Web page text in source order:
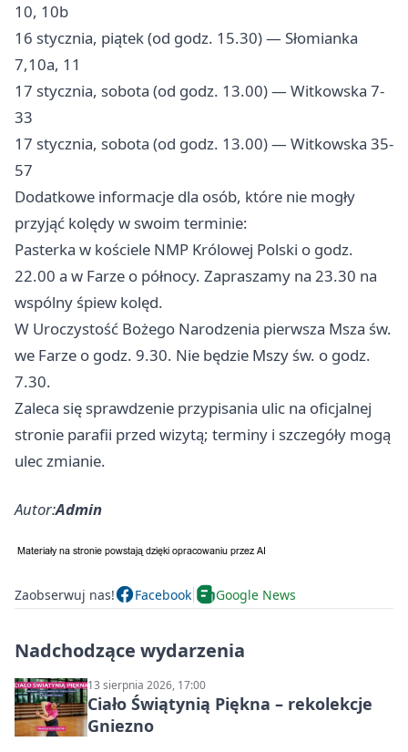
10, 10b
16 stycznia, piątek (od godz. 15.30) — Słomianka
7,10a, 11
17 stycznia, sobota (od godz. 13.00) — Witkowska 7-
33
17 stycznia, sobota (od godz. 13.00) — Witkowska 35-
57
Dodatkowe informacje dla osób, które nie mogły
przyjąć kolędy w swoim terminie:
Pasterka w kościele NMP Królowej Polski o godz.
22.00 a w Farze o północy. Zapraszamy na 23.30 na
wspólny śpiew kolęd.
W Uroczystość Bożego Narodzenia pierwsza Msza św.
we Farze o godz. 9.30. Nie będzie Mszy św. o godz.
7.30.
Zaleca się sprawdzenie przypisania ulic na oficjalnej
stronie parafii przed wizytą; terminy i szczegóły mogą
ulec zmianie.
Autor:Admin
Zaobserwuj nas! Facebook Google News
Nadchodzące wydarzenia
13 sierpnia 2026, 17:00
Ciało Świątynią Piękna – rekolekcje
Gniezno